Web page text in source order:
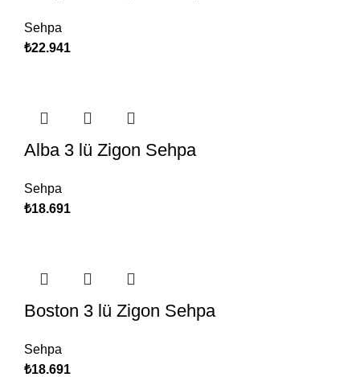
Sehpa
₺22.941
Alba 3 lü Zigon Sehpa
Sehpa
₺18.691
Boston 3 lü Zigon Sehpa
Sehpa
₺18.691